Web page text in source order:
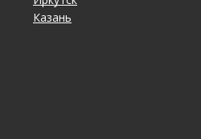
Казань
Новосибирск
Ставрополь
Ярославль